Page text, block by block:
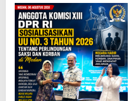
Korupsi